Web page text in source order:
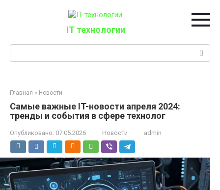
IT технологии
Главная » Новости
Самые важные IT-новости апреля 2024:
тренды и события в сфере технолог
Опубликовано: 07.05.2026 Новости admin